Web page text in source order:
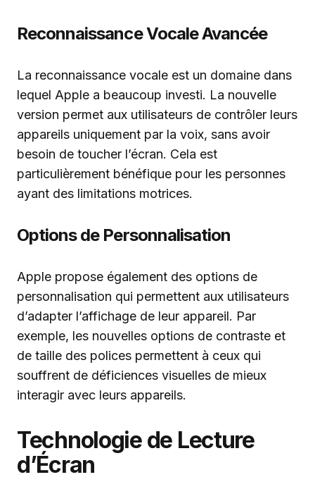
Reconnaissance Vocale Avancée
La reconnaissance vocale est un domaine dans
lequel Apple a beaucoup investi. La nouvelle
version permet aux utilisateurs de contrôler leurs
appareils uniquement par la voix, sans avoir
besoin de toucher l’écran. Cela est
particulièrement bénéfique pour les personnes
ayant des limitations motrices.
Options de Personnalisation
Apple propose également des options de
personnalisation qui permettent aux utilisateurs
d’adapter l’affichage de leur appareil. Par
exemple, les nouvelles options de contraste et
de taille des polices permettent à ceux qui
souffrent de déficiences visuelles de mieux
interagir avec leurs appareils.
Technologie de Lecture
d’Écran